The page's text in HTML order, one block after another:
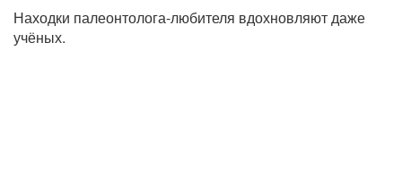
Находки палеонтолога-любителя вдохновляют даже
учёных.